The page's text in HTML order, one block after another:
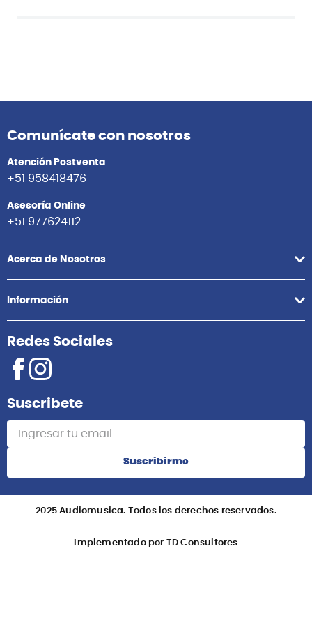
Comunícate con nosotros
Atención Postventa
+51 958418476
Asesoría Online
+51 977624112
Acerca de Nosotros
Información
Redes Sociales
Suscribete
Suscribirme
2025 Audiomusica. Todos los derechos reservados.
Implementado por TD Consultores